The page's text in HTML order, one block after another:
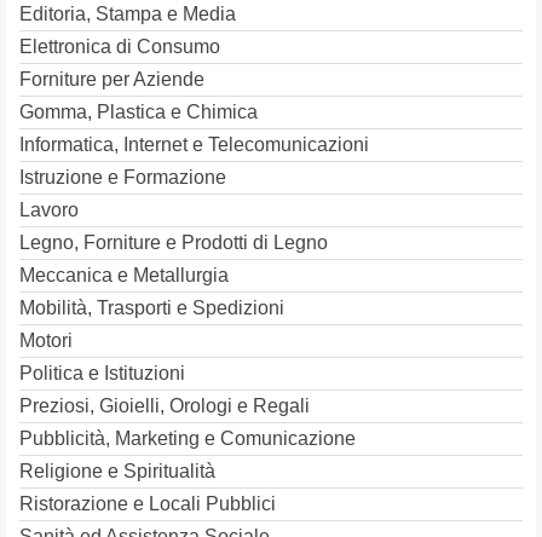
Editoria, Stampa e Media
Elettronica di Consumo
Forniture per Aziende
Gomma, Plastica e Chimica
Informatica, Internet e Telecomunicazioni
Istruzione e Formazione
Lavoro
Legno, Forniture e Prodotti di Legno
Meccanica e Metallurgia
Mobilità, Trasporti e Spedizioni
Motori
Politica e Istituzioni
Preziosi, Gioielli, Orologi e Regali
Pubblicità, Marketing e Comunicazione
Religione e Spiritualità
Ristorazione e Locali Pubblici